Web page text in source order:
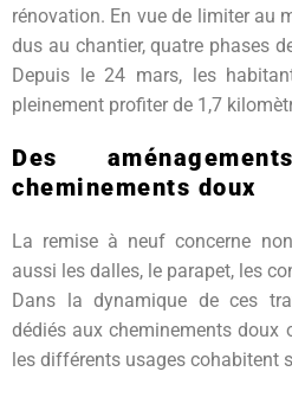
rénovation. En vue de limiter au
dus au chantier, quatre phases
Depuis le 24 mars, les
pleinement profiter de 1,7
Des
cheminements doux
La remise à neuf concerne
aussi les dalles, le parapet, les
Dans la dynamique de ces
dédiés aux cheminements doux
les différents usages cohabitent